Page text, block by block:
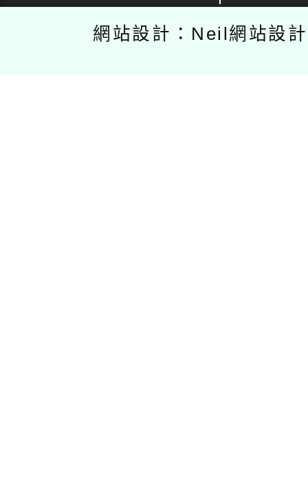
網站設計：Neil網站設